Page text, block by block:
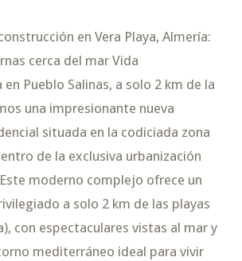
en Vera Playa, Almería:
cerca del mar Vida
Pueblo Salinas, a solo 2 km de la
una impresionante nueva
situada en la codiciada zona
de la exclusiva urbanización
moderno complejo ofrece un
a solo 2 km de las playas
con espectaculares vistas al mar y
mediterráneo ideal para vivir